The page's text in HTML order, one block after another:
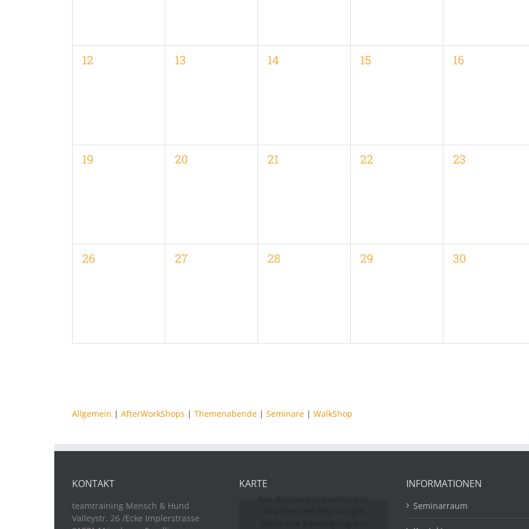
0
12
0
13
0
14
0
15
0
16
0
19
0
20
0
21
0
22
0
23
0
26
0
27
0
28
0
29
0
30
Allgemein | AfterWorkShops | Themenabende | Seminare | WalkShop
KONTAKT
teamtraining Mensch & Hund
Valleystr. 26 /Ecke Implerstrasse
KARTE INFORMATIONEN
Seminarraum